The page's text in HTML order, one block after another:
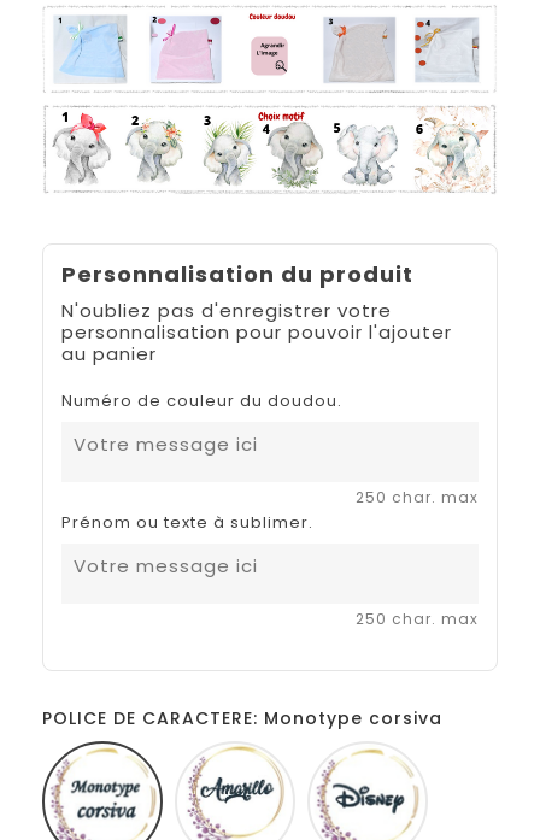
Personnalisation du produit
N'oubliez pas d'enregistrer votre
personnalisation pour pouvoir l'ajouter
au panier
Numéro de couleur du doudou.
250 char. max
Prénom ou texte à sublimer.
250 char. max
POLICE DE CARACTERE: Monotype corsiva
Monotype
corsiva
Amarillo